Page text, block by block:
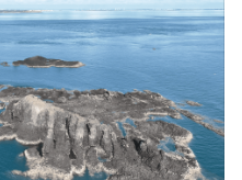
行政資訊網
臉書粉絲團
English